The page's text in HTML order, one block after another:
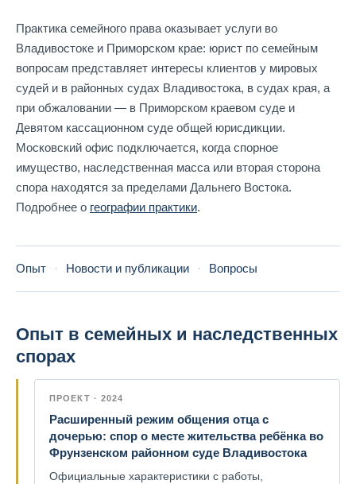
Практика семейного права оказывает услуги во
Владивостоке и Приморском крае: юрист по семейным
вопросам представляет интересы клиентов у мировых
судей и в районных судах Владивостока, в судах края, а
при обжаловании — в Приморском краевом суде и
Девятом кассационном суде общей юрисдикции.
Московский офис подключается, когда спорное
имущество, наследственная масса или вторая сторона
спора находятся за пределами Дальнего Востока.
Подробнее о географии практики.
Опыт · Новости и публикации · Вопросы
Опыт в семейных и наследственных
спорах
ПРОЕКТ · 2024
Расширенный режим общения отца с
дочерью: спор о месте жительства ребёнка во
Фрунзенском районном суде Владивостока
Официальные характеристики с работы,